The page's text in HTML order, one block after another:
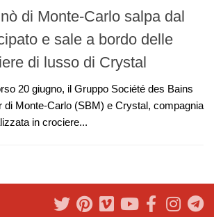
di Monte-Carlo salpa dal
e sale a bordo delle
di lusso di Crystal
20 giugno, il Gruppo Société des Bains
di Monte-Carlo (SBM) e Crystal, compagnia
in crociere...